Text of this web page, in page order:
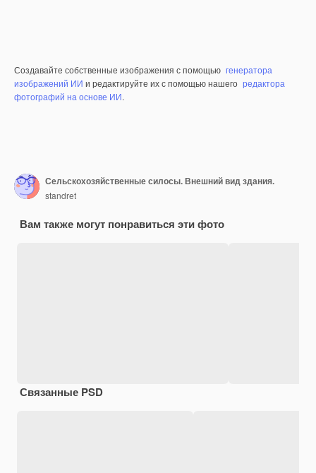
Создавайте собственные изображения с помощью генератора
изображений ИИ и редактируйте их с помощью нашего редактора
фотографий на основе ИИ.
Сельскохозяйственные силосы. Внешний вид здания.
standret
Вам также могут понравиться эти фото
Связанные PSD